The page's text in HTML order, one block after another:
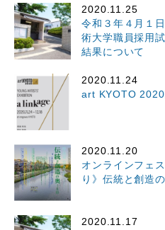
2020.11.25
令和３年４月１
術大学職員採用
結果について
2020.11.24
art KYOTO 2020
2020.11.20
オンラインフェ
り》伝統と創造
2020.11.17